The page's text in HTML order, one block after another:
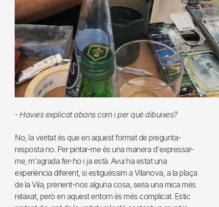
- Havies explicat abans com i per què dibuixes?
No, la veritat és que en aquest format de pregunta-
resposta no. Per pintar-me és una manera d'expressar-
me, m'agrada fer-ho i ja està. Avui ha estat una
experiència diferent, si estiguéssim a Vilanova, a la plaça
de la Vila, prenent-nos alguna cosa, seria una mica més
relaxat, però en aquest entorn és més complicat. Estic